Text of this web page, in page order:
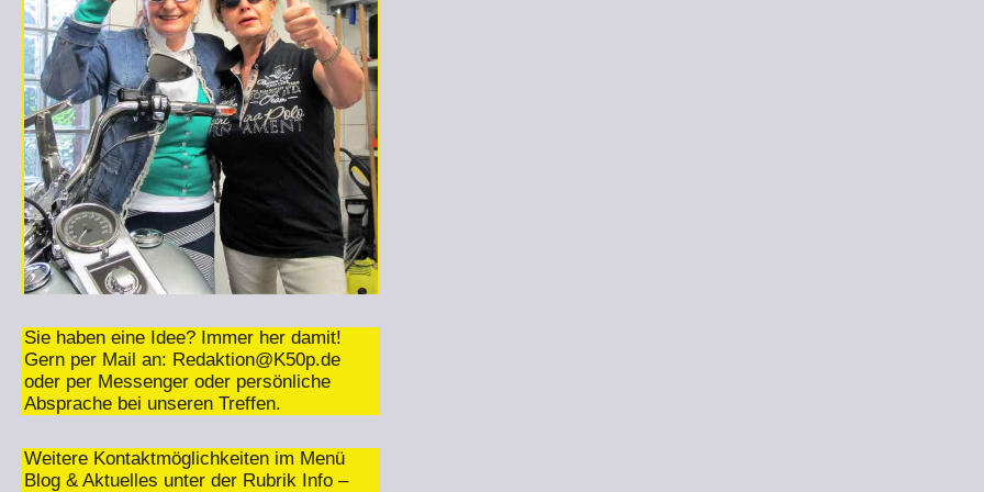
Sie haben eine Idee? Immer her damit!
Gern per Mail an: Redaktion@K50p.de
oder per Messenger oder persönliche
Absprache bei unseren Treffen.
Weitere Kontaktmöglichkeiten im Menü
Blog & Aktuelles unter der Rubrik Info –